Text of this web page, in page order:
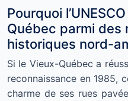
Pourquoi
Québec parmi des
historiques nord-
Si le Vieux-Québec a
reconnaissance en 1985,
charme de ses rues